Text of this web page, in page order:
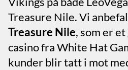
Treasure Nile. Vi
Treasure Nile, som er
casino fra White Hat
kunder blir tatt i mot